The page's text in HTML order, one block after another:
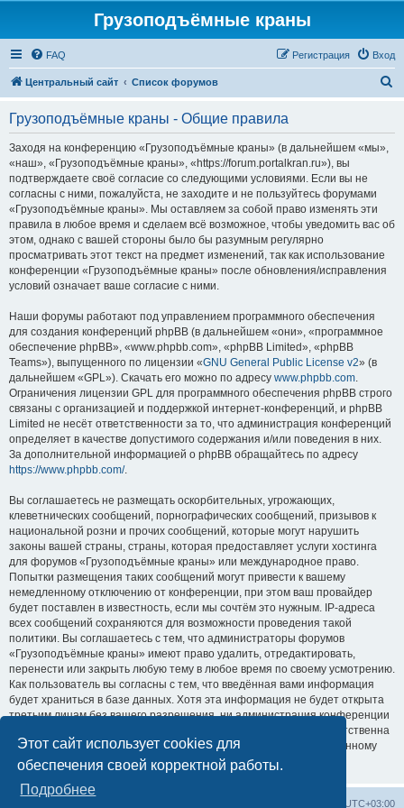
Этот сайт использует cookies для
обеспечения своей корректной работы.
Подробнее
Грузоподъёмные краны
FAQ Вход
Регистрация
Центральный сайт Список форумов
Грузоподъёмные краны - Общие правила
Заходя на конференцию «Грузоподъёмные краны» (в дальнейшем «мы»,
«наш», «Грузоподъёмные краны», «https://forum.portalkran.ru»), вы
подтверждаете своё согласие со следующими условиями. Если вы не
согласны с ними, пожалуйста, не заходите и не пользуйтесь форумами
«Грузоподъёмные краны». Мы оставляем за собой право изменять эти
правила в любое время и сделаем всё возможное, чтобы уведомить вас об
этом, однако с вашей стороны было бы разумным регулярно
просматривать этот текст на предмет изменений, так как использование
конференции «Грузоподъёмные краны» после обновления/исправления
условий означает ваше согласие с ними.
Наши форумы работают под управлением программного обеспечения
для создания конференций phpBB (в дальнейшем «они», «программное
обеспечение phpBB», «www.phpbb.com», «phpBB Limited», «phpBB
Teams»), выпущенного по лицензии «GNU General Public License v2» (в
дальнейшем «GPL»). Скачать его можно по адресу www.phpbb.com.
Ограничения лицензии GPL для программного обеспечения phpBB строго
связаны с организацией и поддержкой интернет-конференций, и phpBB
Limited не несёт ответственности за то, что администрация конференций
определяет в качестве допустимого содержания и/или поведения в них.
За дополнительной информацией о phpBB обращайтесь по адресу
https://www.phpbb.com/.
Вы соглашаетесь не размещать оскорбительных, угрожающих,
клеветнических сообщений, порнографических сообщений, призывов к
национальной розни и прочих сообщений, которые могут нарушить
законы вашей страны, страны, которая предоставляет услуги хостинга
для форумов «Грузоподъёмные краны» или международное право.
Попытки размещения таких сообщений могут привести к вашему
немедленному отключению от конференции, при этом ваш провайдер
будет поставлен в известность, если мы сочтём это нужным. IP-адреса
всех сообщений сохраняются для возможности проведения такой
политики. Вы соглашаетесь с тем, что администраторы форумов
«Грузоподъёмные краны» имеют право удалить, отредактировать,
перенести или закрыть любую тему в любое время по своему усмотрению.
Как пользователь вы согласны с тем, что введённая вами информация
будет храниться в базе данных. Хотя эта информация не будет открыта
третьим лицам без вашего разрешения, ни администрация конференции
«Грузоподъёмные краны», ни phpBB Limited не может быть ответственна
за действия хакеров, которые могут привести к несанкционированному
доступу к ней.
UTC+03:00